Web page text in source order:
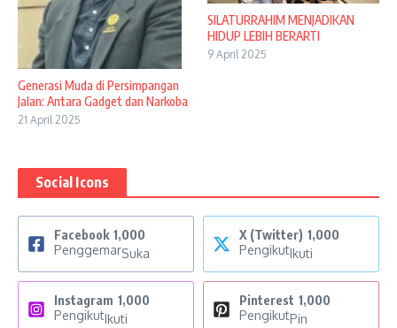
Generasi Muda di Persimpangan
Jalan: Antara Gadget dan Narkoba
21 April 2025
SILATURRAHIM MENJADIKAN
HIDUP LEBIH BERARTI
9 April 2025
Social Icons
Facebook 1,000
PenggemarSuka
X (Twitter) 1,000
PengikutIkuti
Instagram 1,000
PengikutIkuti
Pinterest 1,000
PengikutPin